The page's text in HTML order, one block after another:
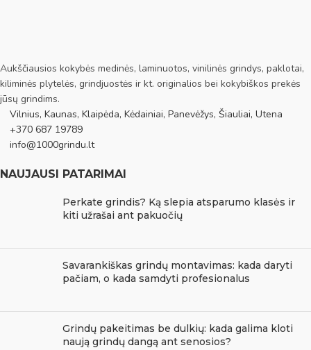
Aukščiausios kokybės medinės, laminuotos, vinilinės grindys, paklotai,
kiliminės plytelės, grindjuostės ir kt. originalios bei kokybiškos prekės
jūsų grindims.
Vilnius, Kaunas, Klaipėda, Kėdainiai, Panevėžys, Šiauliai, Utena
+370 687 19789
info@1000grindu.lt
NAUJAUSI PATARIMAI
Perkate grindis? Ką slepia atsparumo klasės ir
kiti užrašai ant pakuočių
Savarankiškas grindų montavimas: kada daryti
pačiam, o kada samdyti profesionalus
Grindų pakeitimas be dulkių: kada galima kloti
naują grindų dangą ant senosios?